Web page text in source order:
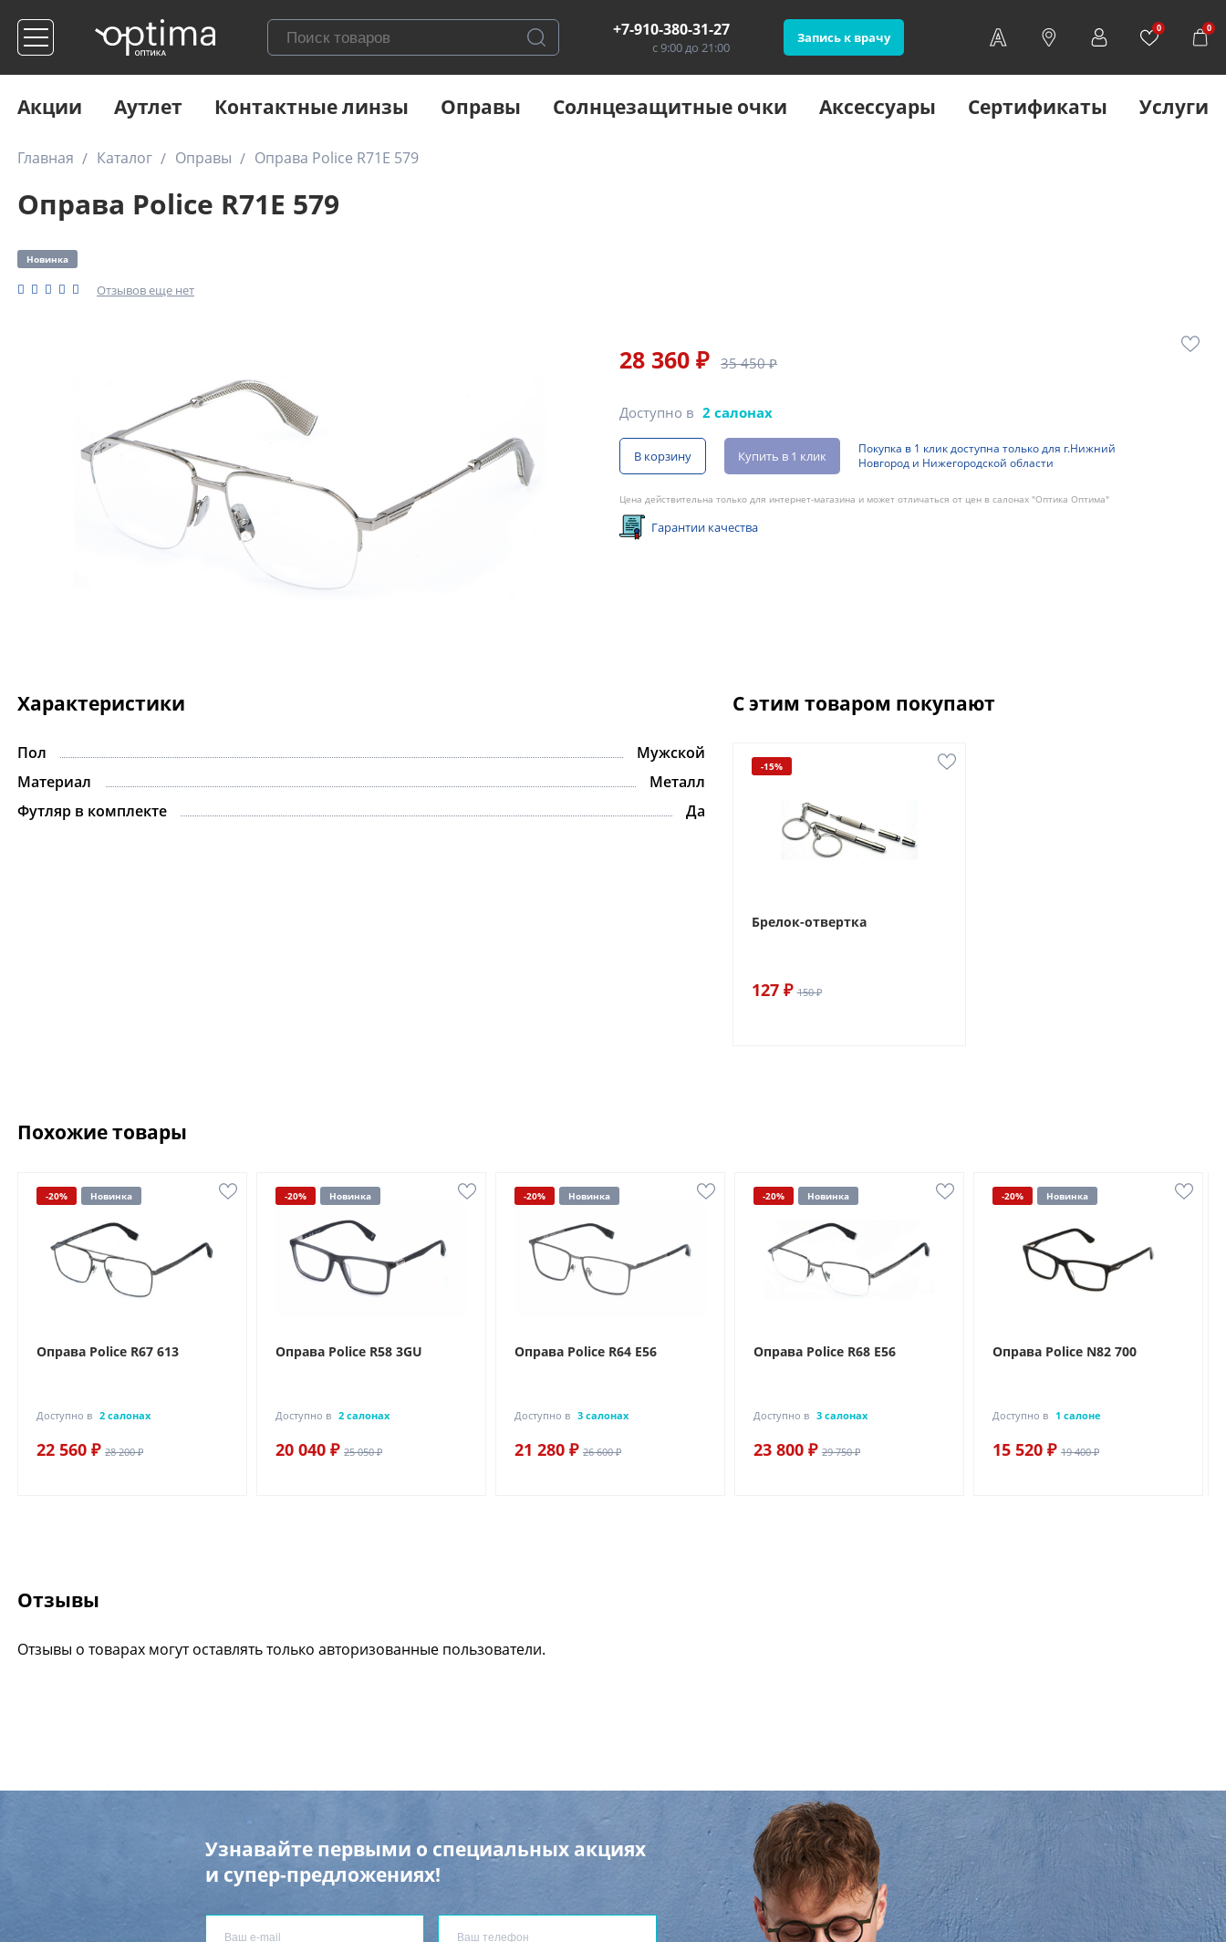
+7-910-380-31-27
с 9:00 до 21:00
Запись к врачу
0 0
Акции Аутлет Контактные линзы Оправы Солнцезащитные очки Аксессуары Сертификаты Услуги
Главная Каталог Оправы Оправа Police R71E 579
Оправа Police R71E 579
Новинка
Отзывов еще нет
28 360 ₽ 35 450 ₽
Доступно в 2 салонах
В корзину Купить в 1 клик
Покупка в 1 клик доступна только для г.Нижний
Новгород и Нижегородской области
Цена действительна только для интернет-магазина и может отличаться от цен в салонах "Оптика Оптима"
Гарантии качества
Характеристики
Пол
Мужской
Материал
Металл
Футляр в комплекте
Да
С этим товаром покупают
-15%
Брелок-отвертка
127 ₽ 150 ₽
Похожие товары
-20% Новинка
Оправа Police R67 613
Доступно в 2 салонах
22 560 ₽ 28 200 ₽
-20% Новинка
Оправа Police R58 3GU
Доступно в 2 салонах
20 040 ₽ 25 050 ₽
-20% Новинка
Оправа Police R64 E56
Доступно в 3 салонах
21 280 ₽ 26 600 ₽
-20% Новинка
Оправа Police R68 E56
Доступно в 3 салонах
23 800 ₽ 29 750 ₽
-20% Новинка
Оправа Police N82 700
Доступно в 1 салоне
15 520 ₽ 19 400 ₽
Отзывы
Отзывы о товарах могут оставлять только авторизованные пользователи.
Узнавайте первыми о специальных акциях
и супер-предложениях!